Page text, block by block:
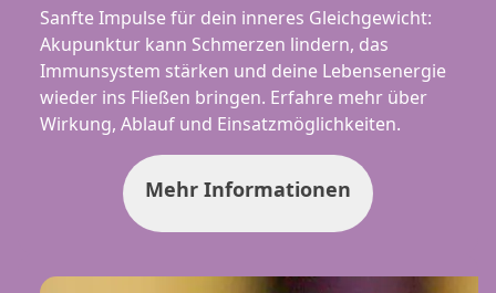
Sanfte Impulse für dein inneres Gleichgewicht:
Akupunktur kann Schmerzen lindern, das
Immunsystem stärken und deine Lebensenergie
wieder ins Fließen bringen. Erfahre mehr über
Wirkung, Ablauf und Einsatzmöglichkeiten.
Mehr Informationen